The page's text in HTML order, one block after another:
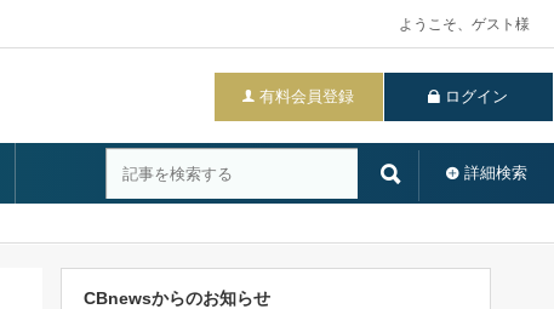
ようこそ、ゲスト様
有料会員登録 ログイン
詳細検索
CBnewsからのお知らせ